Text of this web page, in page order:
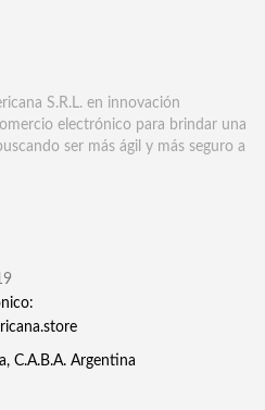
S.R.L. en innovación
electrónico para brindar una
ser más ágil y más seguro a
C.A.B.A. Argentina